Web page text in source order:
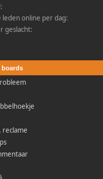
leden online per dag:
geslacht:
boards
reclame